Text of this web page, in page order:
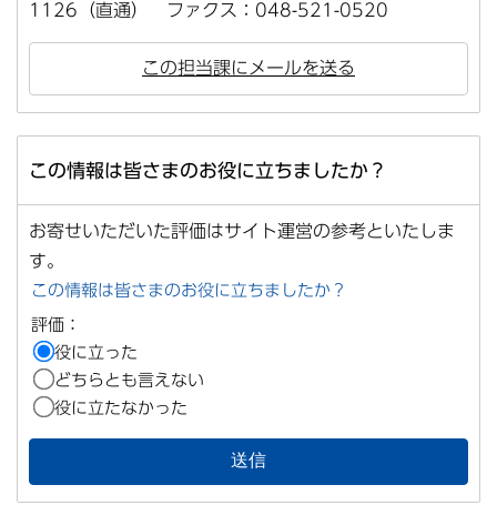
1126（直通） ファクス：048-521-0520
この担当課にメールを送る
この情報は皆さまのお役に立ちましたか？
お寄せいただいた評価はサイト運営の参考といたしま
す。
この情報は皆さまのお役に立ちましたか？
評価：
役に立った
どちらとも言えない
役に立たなかった